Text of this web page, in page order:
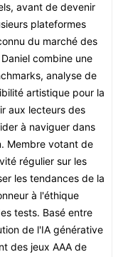
avant de devenir
plateformes
du marché des
combine une
analyse de
artistique pour la
aux lecteurs des
à naviguer dans
Membre votant de
régulier sur les
les tendances de la
à l'éthique
tests. Basé entre
de l'IA générative
des jeux AAA de